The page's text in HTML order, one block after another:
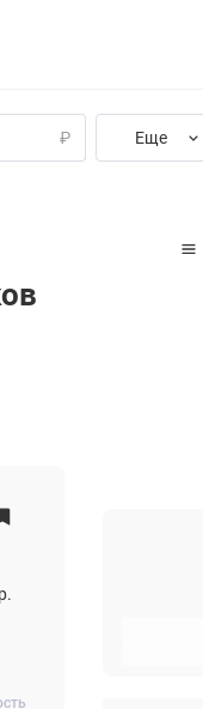
₽ Еще